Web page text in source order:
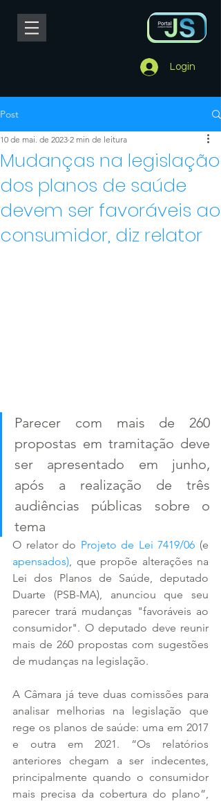
Login
Post
Mudanças na legislação
dos planos de saúde
devem ser favoráveis ao
consumidor, diz relator
10 de mai. de 2023 2 min de leitura
Parecer com mais de 260
propostas em tramitação deve
ser apresentado em junho,
após a realização de três
audiências públicas sobre o
tema
O relator do Projeto de Lei 7419/06 (e
apensados) , que propõe alterações na
Lei dos Planos de Saúde, deputado
Duarte (PSB-MA), anunciou que seu
parecer trará mudanças "favoráveis ao
consumidor". O deputado deve reunir
mais de 260 propostas com sugestões
de mudanças na legislação.
A Câmara já teve duas comissões para
analisar melhorias na legislação que
rege os planos de saúde: uma em 2017
e outra em 2021. “Os relatórios
anteriores chegam a ser indecentes,
principalmente quando o consumidor
mais precisa da cobertura do plano”,